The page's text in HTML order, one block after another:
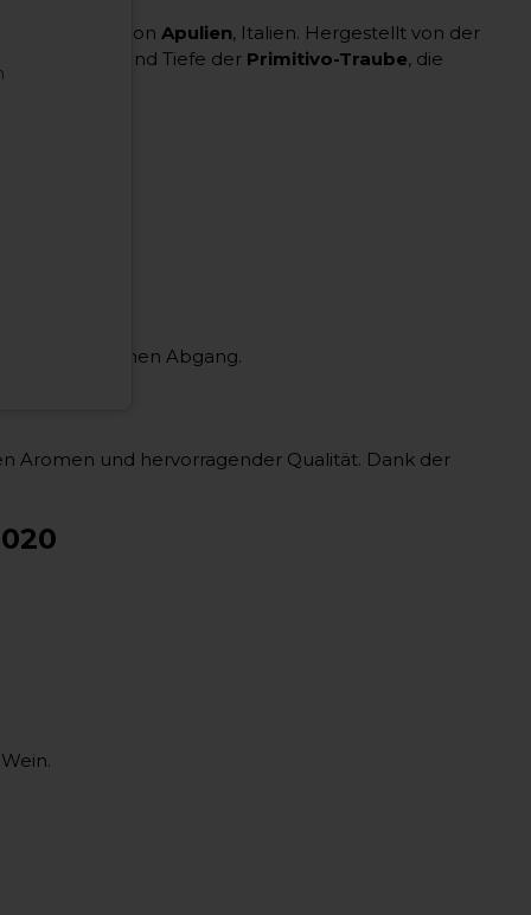
Region Apulien, Italien. Hergestellt von der
und Tiefe der Primitivo-Traube, die
harmonischen Abgang.
Aromen und hervorragender Qualität. Dank der